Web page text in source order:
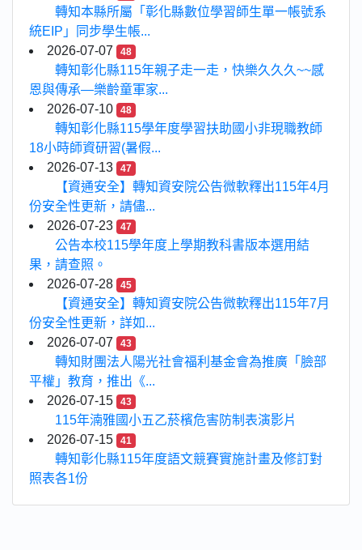
轉知本縣所屬「彰化縣數位學習師生單一帳號系
統EIP」同步學生帳...
2026-07-07
48
轉知彰化縣115年親子走一走，快樂久久久~~感
恩與傳承—樂齡童軍家...
2026-07-10
48
轉知彰化縣115學年度學習扶助國小非現職教師
18小時師資研習(暑假...
2026-07-13
47
【資通安全】轉知資安院公告微軟釋出115年4月
份安全性更新，請儘...
2026-07-23
47
公告本校115學年度上學期教科書版本選用結
果，請查照。
2026-07-28
45
【資通安全】轉知資安院公告微軟釋出115年7月
份安全性更新，詳如...
2026-07-07
43
轉知財團法人陽光社會福利基金會為推廣「臉部
平權」教育，推出《...
2026-07-15
43
115年湳雅國小五乙菸檳危害防制表演影片
2026-07-15
41
轉知彰化縣115年度語文競賽實施計畫及修訂對
照表各1份